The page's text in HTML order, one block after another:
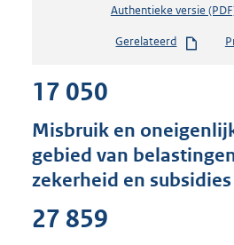
Authentieke versie
Gerelateerd
17 050
Misbruik en
gebied van
zekerheid en subsidies
27 859